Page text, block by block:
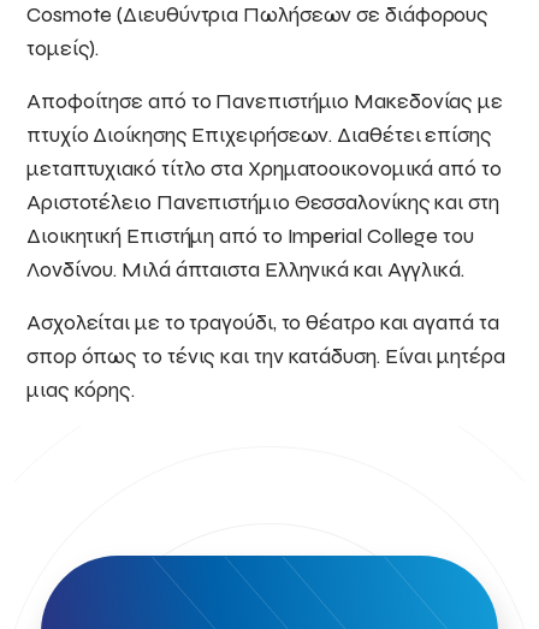
Cosmote (Διευθύντρια Πωλήσεων σε διάφορους
τομείς).
Αποφοίτησε από το Πανεπιστήμιο Μακεδονίας με
πτυχίο Διοίκησης Επιχειρήσεων. Διαθέτει επίσης
μεταπτυχιακό τίτλο στα Χρηματοοικονομικά από το
Αριστοτέλειο Πανεπιστήμιο Θεσσαλονίκης και στη
Διοικητική Επιστήμη από το Imperial College του
Λονδίνου. Μιλά άπταιστα Ελληνικά και Αγγλικά.
Ασχολείται με το τραγούδι, το θέατρο και αγαπά τα
σπορ όπως το τένις και την κατάδυση. Είναι μητέρα
μιας κόρης.